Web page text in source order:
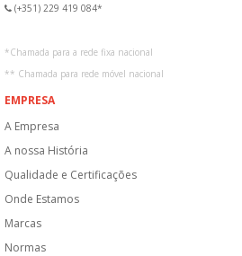
(+351) 229 419 084*
*Chamada para a rede fixa nacional
** Chamada para rede móvel nacional
EMPRESA
A Empresa
A nossa História
Qualidade e Certificações
Onde Estamos
Marcas
Normas